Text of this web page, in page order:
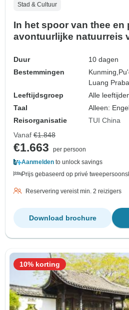
Stad & Cultuur
In het spoor van thee en
avontuurlijke natuurreis
Duur
10 dagen
Bestemmingen
Kunming,
Luang
Leeftijdsgroep
Alle
Taal
Alleen:
Reisorganisatie
TUI China
Vanaf €1.848
€1.663
per persoon
Aanmelden to unlock savings
Prijs gebaseerd op privé
Reservering vereist min. 2 reizigers
Download brochure
10% korting